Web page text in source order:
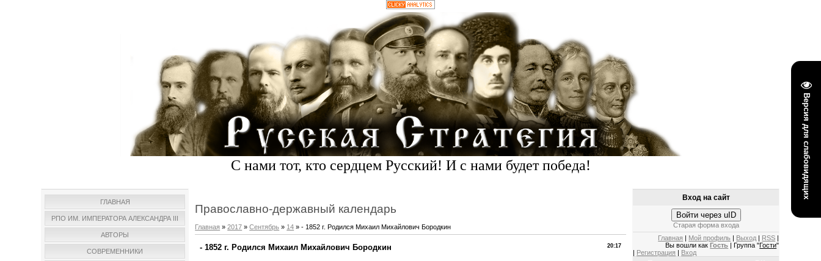
Версия для слабовидящих
С нами тот, кто сердцем Русский! И с нами будет победа!
ГЛАВНАЯ
РПО ИМ. ИМПЕРАТОРА АЛЕКСАНДРА III
АВТОРЫ
СОВРЕМЕННИКИ
Православно-державный календарь
Главная »2017 » Сентябрь » 14 » - 1852 г. Родился Михаил Михайлович Бородкин
20:17
- 1852 г. Родился Михаил Михайлович Бородкин
Вход на сайт
Войти через uID
Старая форма входа
Главная
Мой профиль Выход RSS
Вы вошли как Гость | Группа "Гости"
Регистрация Вход